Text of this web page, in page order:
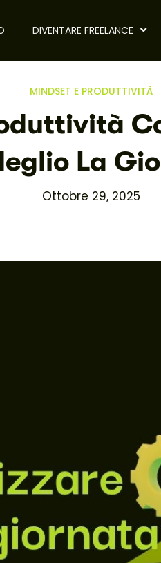
DIVENTARE FREELANCE
MINDSET E PRODUTTIVITÀ
La
Ottobre 29, 2025